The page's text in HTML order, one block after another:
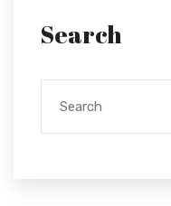
Search